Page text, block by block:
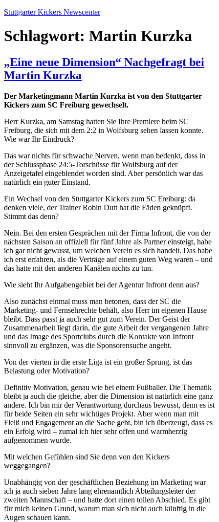
Zum
springen
Stuttgarter Kickers Newscenter
Schlagwort: Martin Kurzka
„Eine neue Dimension“ Nachgefragt bei
Martin Kurzka
Der Marketingmann Martin Kurzka ist von den Stuttgarter
Kickers zum SC Freiburg gewechselt.
Herr Kurzka, am Samstag hatten Sie Ihre Premiere beim SC
Freiburg, die sich mit dem 2:2 in Wolfsburg sehen lassen konnte.
Wie war Ihr Eindruck?
Das war nichts für schwache Nerven, wenn man bedenkt, dass in
der Schlussphase 24:5-Torschüsse für Wolfsburg auf der
Anzeigetafel eingeblendet worden sind. Aber persönlich war das
natürlich ein guter Einstand.
Ein Wechsel von den Stuttgarter Kickers zum SC Freiburg: da
denken viele, der Trainer Robin Dutt hat die Fäden geknüpft.
Stimmt das denn?
Nein. Bei den ersten Gesprächen mit der Firma Infront, die von der
nächsten Saison an offiziell für fünf Jahre als Partner einsteigt, habe
ich gar nicht gewusst, um welchen Verein es sich handelt. Das habe
ich erst erfahren, als die Verträge auf einem guten Weg waren – und
das hatte mit den anderen Kanälen nichts zu tun.
Wie sieht Ihr Aufgabengebiet bei der Agentur Infront denn aus?
Also zunächst einmal muss man betonen, dass der SC die
Marketing- und Fernsehrechte behält, also Herr im eigenen Hause
bleibt. Dass passt ja auch sehr gut zum Verein. Der Geist der
Zusammenarbeit liegt darin, die gute Arbeit der vergangenen Jahre
und das Image des Sportclubs durch die Kontakte von Infront
sinnvoll zu ergänzen, was die Sponsorensuche angeht.
Von der vierten in die erste Liga ist ein großer Sprung, ist das
Belastung oder Motivation?
Definitiv Motivation, genau wie bei einem Fußballer. Die Thematik
bleibt ja auch die gleiche, aber die Dimension ist natürlich eine ganz
andere. Ich bin mir der Verantwortung durchaus bewusst, denn es ist
für beide Seiten ein sehr wichtiges Projekt. Aber wenn man mit
Fleiß und Engagement an die Sache geht, bin ich überzeugt, dass es
ein Erfolg wird – zumal ich hier sehr offen und warmherzig
aufgenommen wurde.
Mit welchen Gefühlen sind Sie denn von den Kickers
weggegangen?
Unabhängig von der geschäftlichen Beziehung im Marketing war
ich ja auch sieben Jahre lang ehrenamtlich Abteilungsleiter der
zweiten Mannschaft – und hatte dort einen tollen Abschied. Es gibt
für mich keinen Grund, warum man sich nicht auch künftig in die
Augen schauen kann.